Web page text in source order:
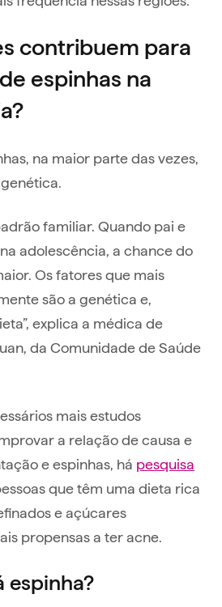
contribuem para
espinhas na
na maior parte das vezes,
familiar. Quando pai e
adolescência, a chance do
Os fatores que mais
são a genética e,
explica a médica de
da Comunidade de Saúde
mais estudos
a relação de causa e
e espinhas, há pesquisa
que têm uma dieta rica
e açúcares
propensas a ter acne.
espinha?